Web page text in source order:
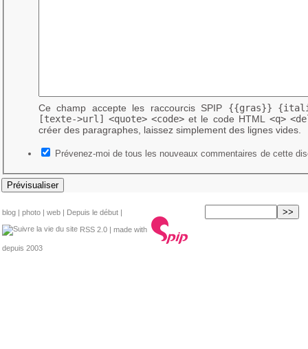
Ce champ accepte les raccourcis SPIP {{gras}}
[texte->url]
<quote> <code>et le code HTML <q>
créer des paragraphes, laissez simplement des lignes vides.
Prévenez-moi de tous les nouveaux commentaires de cette
blog | photo | web | Depuis le début |
RSS 2.0 | made with
depuis 2003